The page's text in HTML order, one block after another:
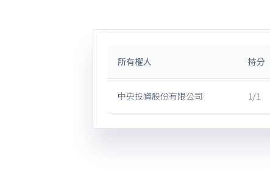
所有權人 持分
中央投資股份有限公司 1/1